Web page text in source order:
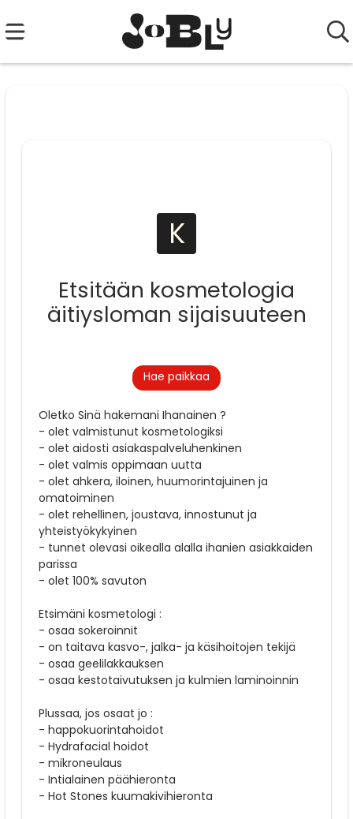
K
Etsitään kosmetologia
äitiysloman sijaisuuteen
Oletko Sinä hakemani Ihanainen ?
- olet valmistunut kosmetologiksi
- olet aidosti asiakaspalveluhenkinen
- olet valmis oppimaan uutta
- olet ahkera, iloinen, huumorintajuinen ja
omatoiminen
- olet rehellinen, joustava, innostunut ja
yhteistyökykyinen
- tunnet olevasi oikealla alalla ihanien asiakkaiden
parissa
- olet 100% savuton
Etsimäni kosmetologi :
- osaa sokeroinnit
- on taitava kasvo-, jalka- ja käsihoitojen tekijä
- osaa geelilakkauksen
- osaa kestotaivutuksen ja kulmien laminoinnin
Plussaa, jos osaat jo :
- happokuorintahoidot
- Hydrafacial hoidot
- mikroneulaus
- Intialainen päähieronta
- Hot Stones kuumakivihieronta
Hae paikkaa